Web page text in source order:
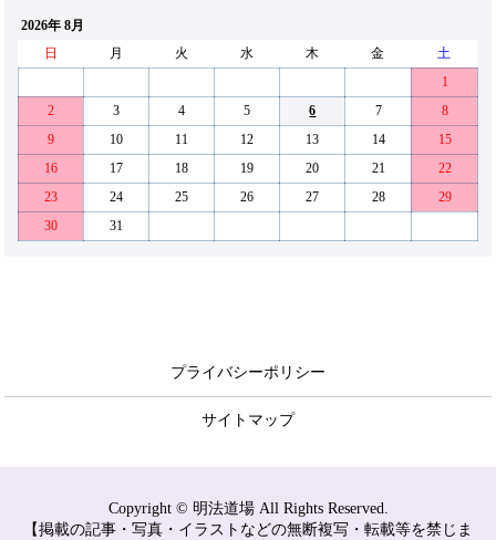
2026年 8月
日
月 火 水 木 金
土
1
2
3 4 5 6 7
8
9
10 11 12 13 14
15
16
17 18 19 20 21
22
23
24 25 26 27 28
29
30
31
プライバシーポリシー
サイトマップ
Copyright © 明法道場 All Rights Reserved.
【掲載の記事・写真・イラストなどの無断複写・転載等を禁じま